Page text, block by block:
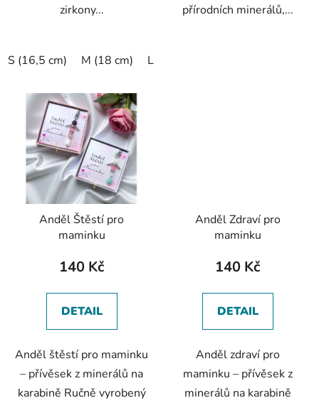
zirkony...
S (16,5 cm) M (18 cm) L (19,5 cm)
přírodních minerálů,...
Anděl Štěstí pro
maminku
140 Kč
DETAIL
Anděl štěstí pro maminku
– přívěsek z minerálů na
karabině Ručně vyrobený
Anděl Zdraví pro
maminku
140 Kč
DETAIL
Anděl zdraví pro
maminku – přívěsek z
minerálů na karabině